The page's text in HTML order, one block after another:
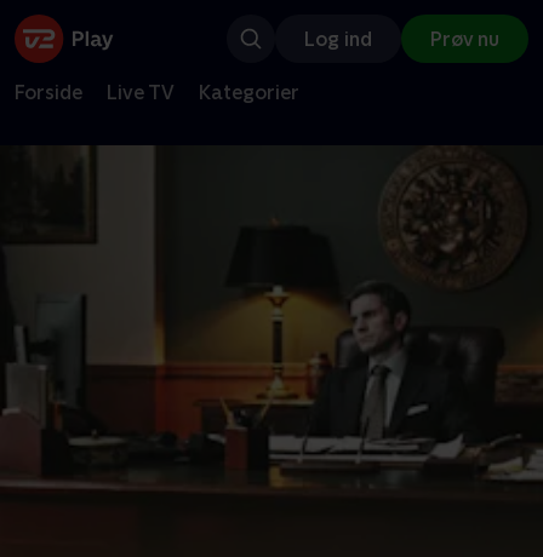
Log ind Prøv nu
Forside Live TV Kategorier